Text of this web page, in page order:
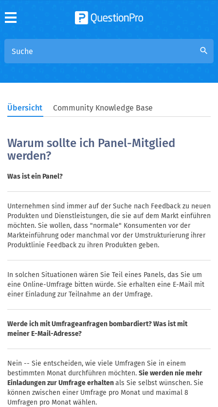
search
Übersicht Community Knowledge Base
Warum sollte ich Panel-Mitglied
werden?
Was ist ein Panel?
Unternehmen sind immer auf der Suche nach Feedback zu neuen
Produkten und Dienstleistungen, die sie auf dem Markt einführen
möchten. Sie wollen, dass "normale" Konsumenten vor der
Markteinführung oder manchmal vor der Umstrukturierung ihrer
Produktlinie Feedback zu ihren Produkten geben.
In solchen Situationen wären Sie Teil eines Panels, das Sie um
eine Online-Umfrage bitten würde. Sie erhalten eine E-Mail mit
einer Einladung zur Teilnahme an der Umfrage.
Werde ich mit Umfrageanfragen bombardiert? Was ist mit
meiner E-Mail-Adresse?
Nein -- Sie entscheiden, wie viele Umfragen Sie in einem
bestimmten Monat durchführen möchten. Sie werden nie mehr
Einladungen zur Umfrage erhaltenals Sie selbst wünschen. Sie
können zwischen einer Umfrage pro Monat und maximal 8
Umfragen pro Monat wählen.